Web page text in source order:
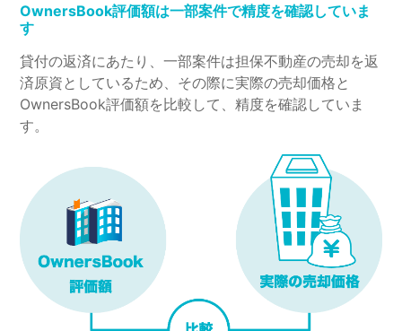
OwnersBook評価額は一部案件で精度を確認していま
す
貸付の返済にあたり、一部案件は担保不動産の売却を返
済原資としているため、その際に実際の売却価格と
OwnersBook評価額を比較して、精度を確認していま
す。